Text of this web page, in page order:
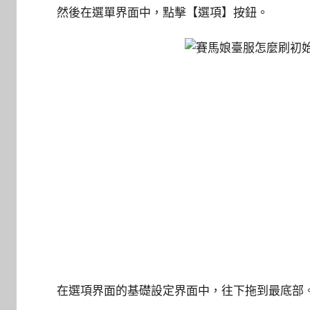
然後在選單界面中，點擊【選項】按鈕。
在選項界面的基礎設定界面中，往下拖到最底部